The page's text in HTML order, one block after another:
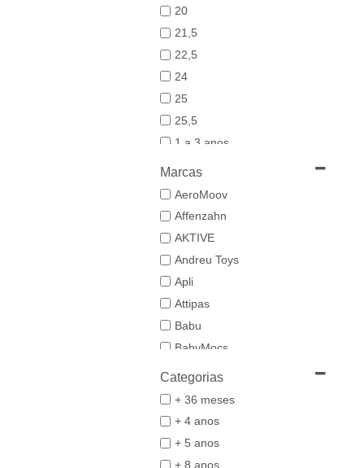
20
21,5
22,5
24
25
25,5
1 a 3 anos
29/30
3 a 6 anos
31
32/33
Marcas
AeroMoov
Affenzahn
AKTIVE
Andreu Toys
Apli
Attipas
Babu
BabyMocs
Babywoods
Categorias
+ 36 meses
+ 4 anos
+ 5 anos
+ 8 anos